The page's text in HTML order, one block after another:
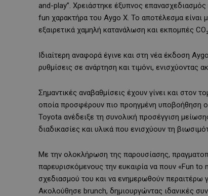
and-play”. Χρειάστηκε έξυπνος
fun χαρακτήρα του Aygo X. Το αποτέλεσμα είναι
εξαιρετικά χαμηλή κατανάλωση και εκπομπές
Ιδιαίτερη αναφορά έγινε και στη νέα έκδοση Aygo
ρυθμίσεις σε ανάρτηση και τιμόνι,
Σημαντικές αναβαθμίσεις έχουν γίνει και στον
οποία προσφέρουν πιο προηγμένη υποβοήθηση
Toyota ανέδειξε τη συνολική προσέγγιση
διαδικασίες και υλικά που ενισχύουν τη
Με την ολοκλήρωση της παρουσίασης,
παρευρισκόμενους την ευκαιρία να πουν «Fun to
σχεδιασμού του και να ενημερωθούν περαιτέρω
Ακολούθησε brunch, δημιουργώντας ιδανικές